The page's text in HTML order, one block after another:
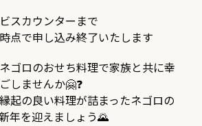
スカウンターまで
点で申し込み終了いたします
ゴロのおせち料理で家族と共に幸
しませんか🤗❓
起の良い料理が詰まったネゴロの
年を迎えましょう🌄